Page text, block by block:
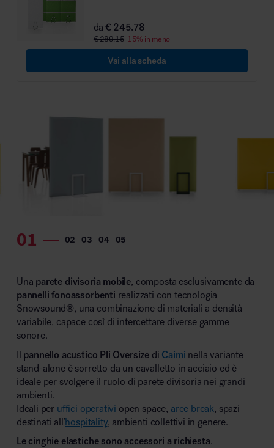
da€ 245.78
€ 289.15 15% in meno
Vai alla scheda
Una parete divisoria mobile, composta esclusivamente da
pannelli fonoassorbenti realizzati con tecnologia
Snowsound®, una combinazione di materiali a densità
variabile, capace così di intercettare diverse gamme
sonore.
Il pannello acustico Pli Oversize di Caimi nella variante
stand-alone è sorretto da un cavalletto in acciaio ed è
ideale per svolgere il ruolo di parete divisoria nei grandi
ambienti.
Ideali per uffici operativi open space, aree break, spazi
destinati all’hospitality, ambienti collettivi in genere.
Le cinghie elastiche sono accessori a richiesta.